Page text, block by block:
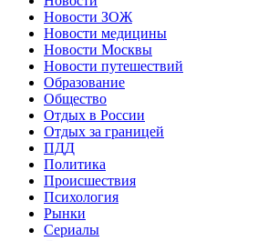
Новости ЗОЖ
Новости медицины
Новости Москвы
Новости путешествий
Образование
Общество
Отдых в России
Отдых за границей
ПДД
Политика
Происшествия
Психология
Рынки
Сериалы